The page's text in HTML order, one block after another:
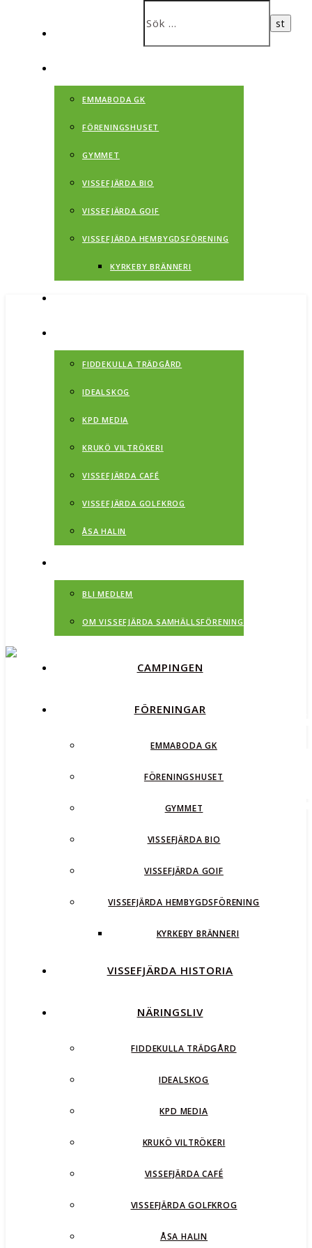
EMMABODA GK
FÖRENINGSHUSET
GYMMET
VISSEFJÄRDA BIO
VISSEFJÄRDA GOIF
VISSEFJÄRDA HEMBYGDSFÖRENING
KYRKEBY BRÄNNERI
FIDDEKULLA TRÄDGÅRD
IDEALSKOG
KPD MEDIA
KRUKÖ VILTRÖKERI
VISSEFJÄRDA CAFÉ
VISSEFJÄRDA GOLFKROG
ÅSA HALIN
BLI MEDLEM
OM VISSEFJÄRDA SAMHÄLLSFÖRENING
CAMPINGEN
FÖRENINGAR
EMMABODA GK
FÖRENINGSHUSET
GYMMET
VISSEFJÄRDA BIO
VISSEFJÄRDA GOIF
VISSEFJÄRDA HEMBYGDSFÖRENING
KYRKEBY BRÄNNERI
VISSEFJÄRDA HISTORIA
NÄRINGSLIV
FIDDEKULLA TRÄDGÅRD
IDEALSKOG
KPD MEDIA
KRUKÖ VILTRÖKERI
VISSEFJÄRDA CAFÉ
VISSEFJÄRDA GOLFKROG
ÅSA HALIN